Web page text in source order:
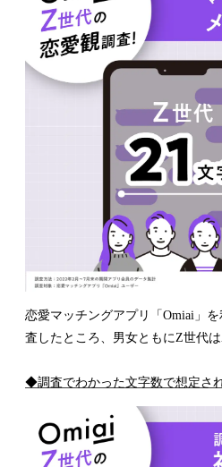
恋愛マッチングアプリ「Omiai」
査したところ、男女ともにZ世代
◆調査でわかった文字数で想定さ